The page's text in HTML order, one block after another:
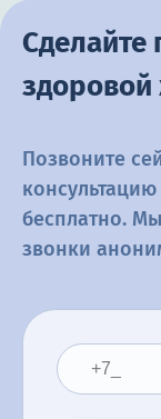
Сделайте
Позвоните
консультацию
бесплатно.
звонки